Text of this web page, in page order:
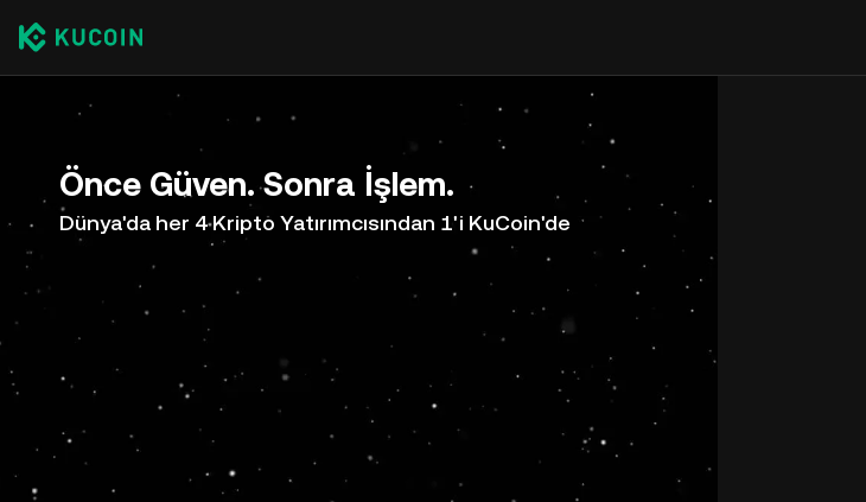
Önce Güven. Sonra İşlem.
Dünya'da her 4 Kripto Yatırımcısından 1'i KuCoin'de